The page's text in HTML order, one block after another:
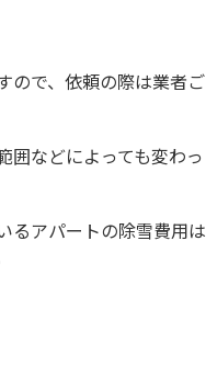
ので、依頼の際は業者ご
囲などによっても変わっ
るアパートの除雪費用は